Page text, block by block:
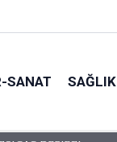
SANAT SAĞLIK